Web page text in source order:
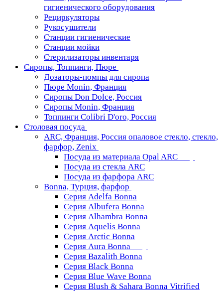
гигиенического оборудования
Рециркуляторы
Рукосушители
Станции гигиенические
Станции мойки
Стерилизаторы инвентаря
Сиропы, Топпинги, Пюре
Дозаторы-помпы для сиропа
Пюре Monin, Франция
Сиропы Don Dolce, Россия
Сиропы Monin, Франция
Топпинги Colibri D'oro, Россия
Столовая посуда
ARC, Франция, Россия опаловое стекло, стекло,
фарфор, Zenix
Посуда из материала Opal ARC
Посуда из стекла ARC
Посуда из фарфора ARC
Bonna, Турция, фарфор
Серия Adelfa Bonna
Серия Albufera Bonna
Серия Alhambra Bonna
Серия Aquelis Bonna
Серия Arctic Bonna
Серия Aura Bonna
Серия Bazalith Bonna
Серия Black Bonna
Серия Blue Wave Bonna
Серия Blush & Sahara Bonna Vitrified